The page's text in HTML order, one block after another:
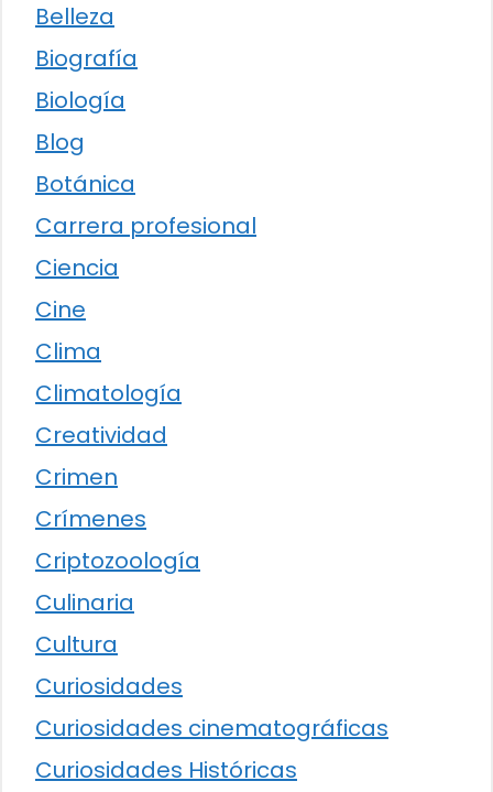
Belleza
Biografía
Biología
Blog
Botánica
Carrera profesional
Ciencia
Cine
Clima
Climatología
Creatividad
Crimen
Crímenes
Criptozoología
Culinaria
Cultura
Curiosidades
Curiosidades cinematográficas
Curiosidades Históricas